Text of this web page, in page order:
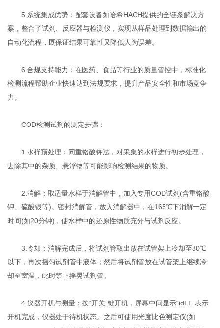
5.系统集成优势：配套设备如哈希HACH提供的全链条解决方
案，整合了试剂、反应器与检测仪，实现从样品处理到数据输出的
自动化流程，既保证结果可靠性又降低人为误差。
6.合规支持能力：在医药、食品等行业的质量管控中，标准化
检测流程帮助企业快速达到法规要求，提升产品安全性和市场竞争
力。
COD检测试剂的测定步骤：
1.水样预处理：同重铬酸钾法，对采集的水样进行初步处理，
去除其中的杂质、悬浮物等可能影响检测结果的物质。
2.消解：取适量水样于消解管中，加入专用COD试剂(含重铬酸
钾、硫酸银等)。密封消解管，放入消解器中，在165℃下消解一定
时间(如20分钟)，使水样中的还原性物质充分与试剂反应。
3.冷却：消解完成后，将试剂管取出放在试管架上冷却至80℃
以下，再次摇匀试剂管中液体；然后将试剂管放在试管架上继续冷
却至室温，此时禁止摇晃试剂管。
4.仪器开机与测量：按“开关”键开机，屏幕中间显示“idLE”表示
开机完成，仪器处于待机状态。之后可使用光度比色测定仪(如